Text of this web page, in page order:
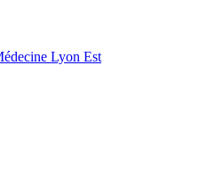
Lyon Est